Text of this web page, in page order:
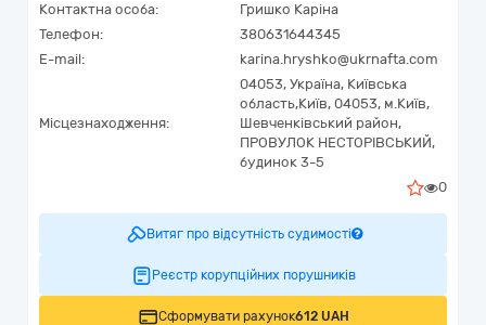
Контактна особа:
Гришко Каріна
Телефон:
380631644345
E-mail:
karina.hryshko@ukrnafta.com
Місцезнаходження:
04053, Україна, Київська
область,Київ, 04053, м.Київ,
Шевченківський район,
ПРОВУЛОК НЕСТОРІВСЬКИЙ,
будинок 3-5
0
Витяг про відсутність судимості
Реєстр корупційних порушників
Сформувати рахунок612 UAH